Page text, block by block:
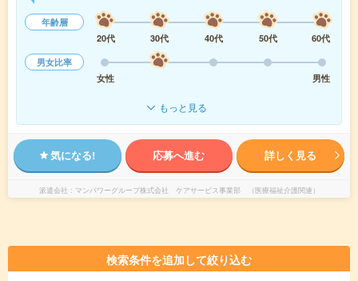
年齢層
20代
30代 40代 50代
60代
男女比率
女性
男性
もっと見る
気になる! 応募へ進む 詳しく見る
派遣会社 マンパワーグループ株式会社 ケアサービス事業部 （医療福祉介護関連）
検索条件を追加して絞り込む